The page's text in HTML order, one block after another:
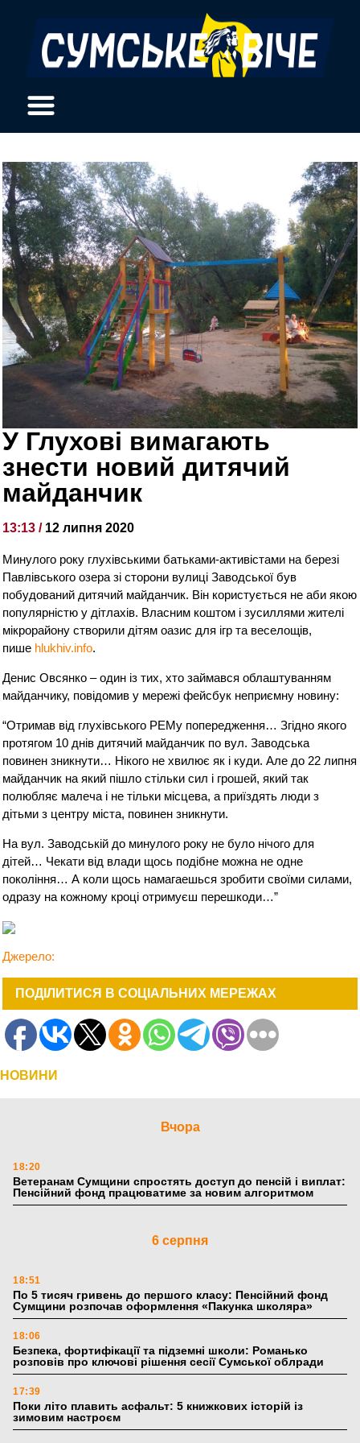
У Глухові вимагають
знести новий дитячий
майданчик
13:13 / 12 липня 2020
Минулого року глухівськими батьками-активістами на березі
Павлівського озера зі сторони вулиці Заводської був
побудований дитячий майданчик. Він користується не аби якою
популярністю у дітлахів. Власним коштом і зусиллями жителі
мікрорайону створили дітям оазис для ігр та веселощів,
пише hlukhiv.info.
Денис Овсянко – один із тих, хто займався облаштуванням
майданчику, повідомив у мережі фейсбук неприємну новину:
“Отримав від глухівського РЕМу попередження… Згідно якого
протягом 10 днів дитячий майданчик по вул. Заводська
повинен зникнути… Нікого не хвилює як і куди. Але до 22 липня
майданчик на який пішло стільки сил і грошей, який так
полюбляє малеча і не тільки місцева, а приїздять люди з
дітьми з центру міста, повинен зникнути.
На вул. Заводській до минулого року не було нічого для
дітей… Чекати від влади щось подібне можна не одне
покоління… А коли щось намагаешься зробити своїми силами,
одразу на кожному кроці отримуєш перешкоди…”
Джерело:
ПОДІЛИТИСЯ В СОЦІАЛЬНИХ МЕРЕЖАХ
НОВИНИ
Вчора
18:20
Ветеранам Сумщини спростять доступ до пенсій і виплат:
Пенсійний фонд працюватиме за новим алгоритмом
6 серпня
18:51
По 5 тисяч гривень до першого класу: Пенсійний фонд
Сумщини розпочав оформлення «Пакунка школяра»
18:06
Безпека, фортифікації та підземні школи: Романько
розповів про ключові рішення сесії Сумської облради
17:39
Поки літо плавить асфальт: 5 книжкових історій із
зимовим настроєм